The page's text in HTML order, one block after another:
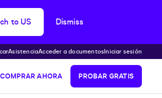
to US Dismiss
AsistenciaAcceder a documentosIniciar sesión
COMPRAR AHORA PROBAR GRATIS